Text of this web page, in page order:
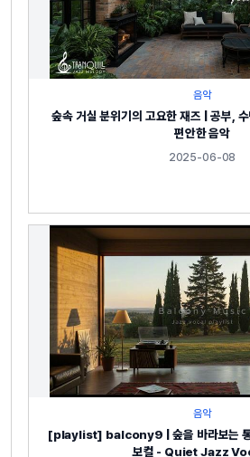
음악
숲속 거실 분위기의 고요한 재즈 | 공부,
편안한 음악
2025-06-08
음악
[playlist] balcony9 | 숲을 바라보는 통
보컬 - Quiet Jazz